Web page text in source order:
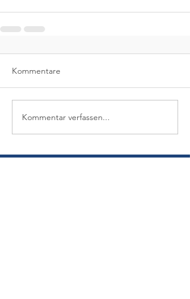
Kommentare
Kommentar verfassen...